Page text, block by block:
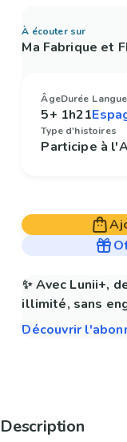
À écouter sur
Ma Fabrique et
Âge
5+
Durée
1h21
Langue
Type d'histoires
Participe à
✨ Avec Lunii+,
illimité, sans
Découvrir
Description